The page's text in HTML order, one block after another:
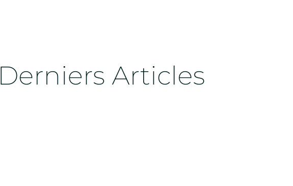
Derniers Articles